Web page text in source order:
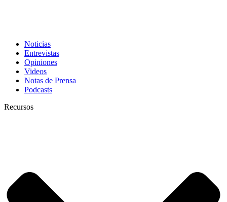
Noticias
Entrevistas
Opiniones
Videos
Notas de Prensa
Podcasts
Recursos